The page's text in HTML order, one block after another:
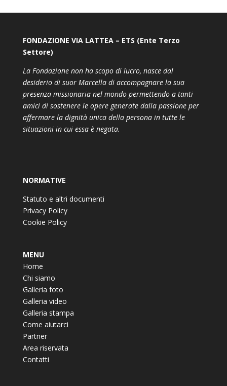
FONDAZIONE VIA LATTEA – ETS (Ente Terzo
Settore)
La Fondazione non ha scopo di lucro, nasce dal
desiderio di suor Marcella di accompagnare la sua
presenza missionaria nel mondo permettendo a tanti
amici di sostenere le opere generate dalla passione per
affermare la dignità unica della persona in tutte le
situazioni in cui essa è negata.
NORMATIVE
Statuto e altri documenti
Privacy Policy
Cookie Policy
MENU
Home
Chi siamo
Galleria foto
Galleria video
Galleria stampa
Come aiutarci
Partner
Area riservata
Contatti